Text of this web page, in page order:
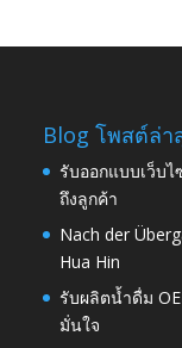
Blog โพสต์ล่า
รับออกแบบเว็บไ
ถึงลูกค้า
Nach der
Hua Hin
รับผลิตน้ำดื่ม
มั่นใจ